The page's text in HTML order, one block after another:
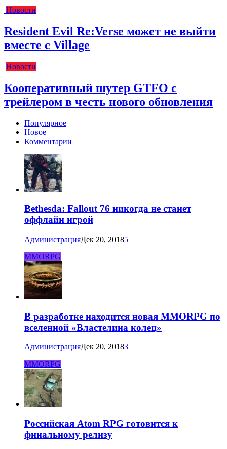
Новости
Resident Evil Re:Verse может не выйти
вместе с Village
Новости
Кооперативный шутер GTFO с
трейлером в честь нового обновления
Популярное
Новое
Комментарии
Bethesda: Fallout 76 никогда не станет
оффлайн игрой
АдминистрацияДек 20, 20185
MMORPG
В разработке находится новая MMORPG по
вселенной «Властелина колец»
АдминистрацияДек 20, 20183
MMORPG
Российская Atom RPG готовится к
финальному релизу